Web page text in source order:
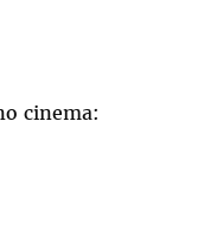
cinema: